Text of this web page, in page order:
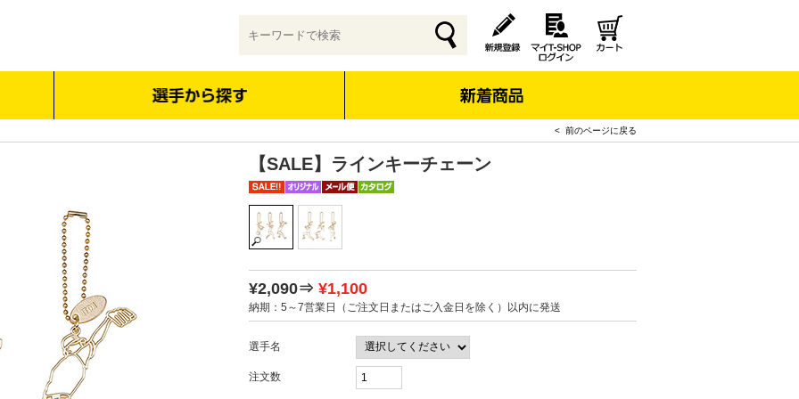
< 前のページに戻る
【SALE】ラインキーチェーン
¥2,090⇒ ¥1,100
納期：5～7営業日（ご注文日またはご入金日を除く）以内に発送
選手名
注文数